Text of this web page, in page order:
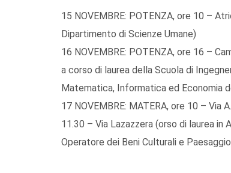
15 NOVEMBRE: POTENZA, ore 10 –
Dipartimento di Scienze Umane)
16 NOVEMBRE: POTENZA, ore 16 –
a corso di laurea della Scuola di
Matematica, Informatica ed Economia
17 NOVEMBRE: MATERA, ore 10 – Via
11.30 – Via Lazazzera (orso di laurea in
Operatore dei Beni Culturali e